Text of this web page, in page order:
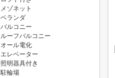
メゾネット
ベランダ
バルコニー
ルーフバルコニー
オール電化
エレベーター
照明器具付き
駐輪場